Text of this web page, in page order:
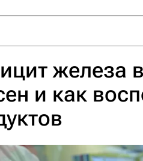
железа
и как